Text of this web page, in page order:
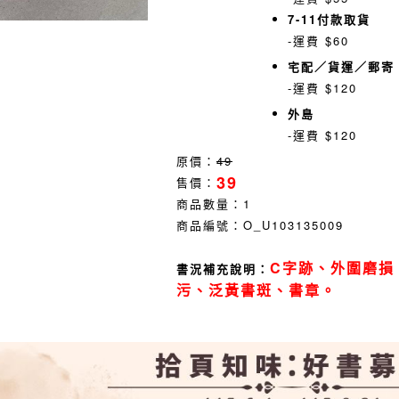
7-11付款取貨
-運費 $60
宅配／貨運／郵寄
-運費 $120
外島
-運費 $120
原價： 49
售價： 39
商品數量： 1
商品編號： O_U103135009
書況補充說明： C字跡、外圍磨損
污、泛黃書斑、書章。